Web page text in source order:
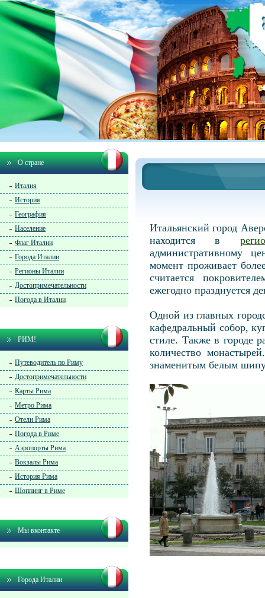
Итальянский город
находится в
административному
момент проживает
считается
ежегодно празднуется
Одной из главных
кафедральный собор,
стиле. Также в городе
количество
знаменитым белым
О стране
Италия
История
География
Население
Флаг Италии
Города Италии
Регионы Италии
Достопримечательности
Погода в Италии
РИМ!
Путеводитель по Риму
Достопримечательности
Карты Рима
Метро Рима
Отели Рима
Погода в Риме
Аэропорты Рима
Вокзалы Рима
История Рима
Шоппинг в Риме
Мы вконтакте
Города Италии